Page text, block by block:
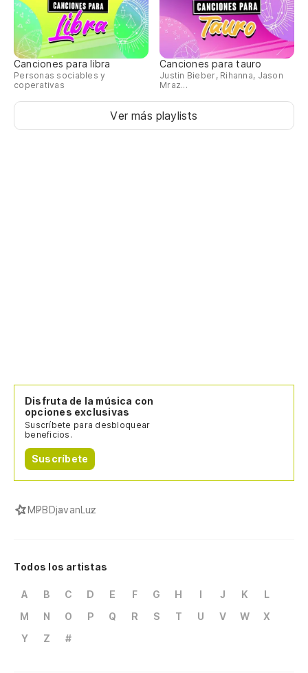
Canciones para libra
Personas sociables y
coperativas
Canciones para tauro
Justin Bieber, Rihanna, Jason
Mraz...
Ver más playlists
Disfruta de la música con
opciones exclusivas
Suscríbete para desbloquear
beneficios.
Suscríbete
MPBDjavanLuz
Todos los artistas
A B C D E F G H I J K
L
M
N O P Q R S T U V W
X
Y
Z #